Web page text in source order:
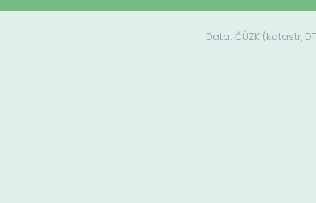
Data: ČÚZK (katastr,